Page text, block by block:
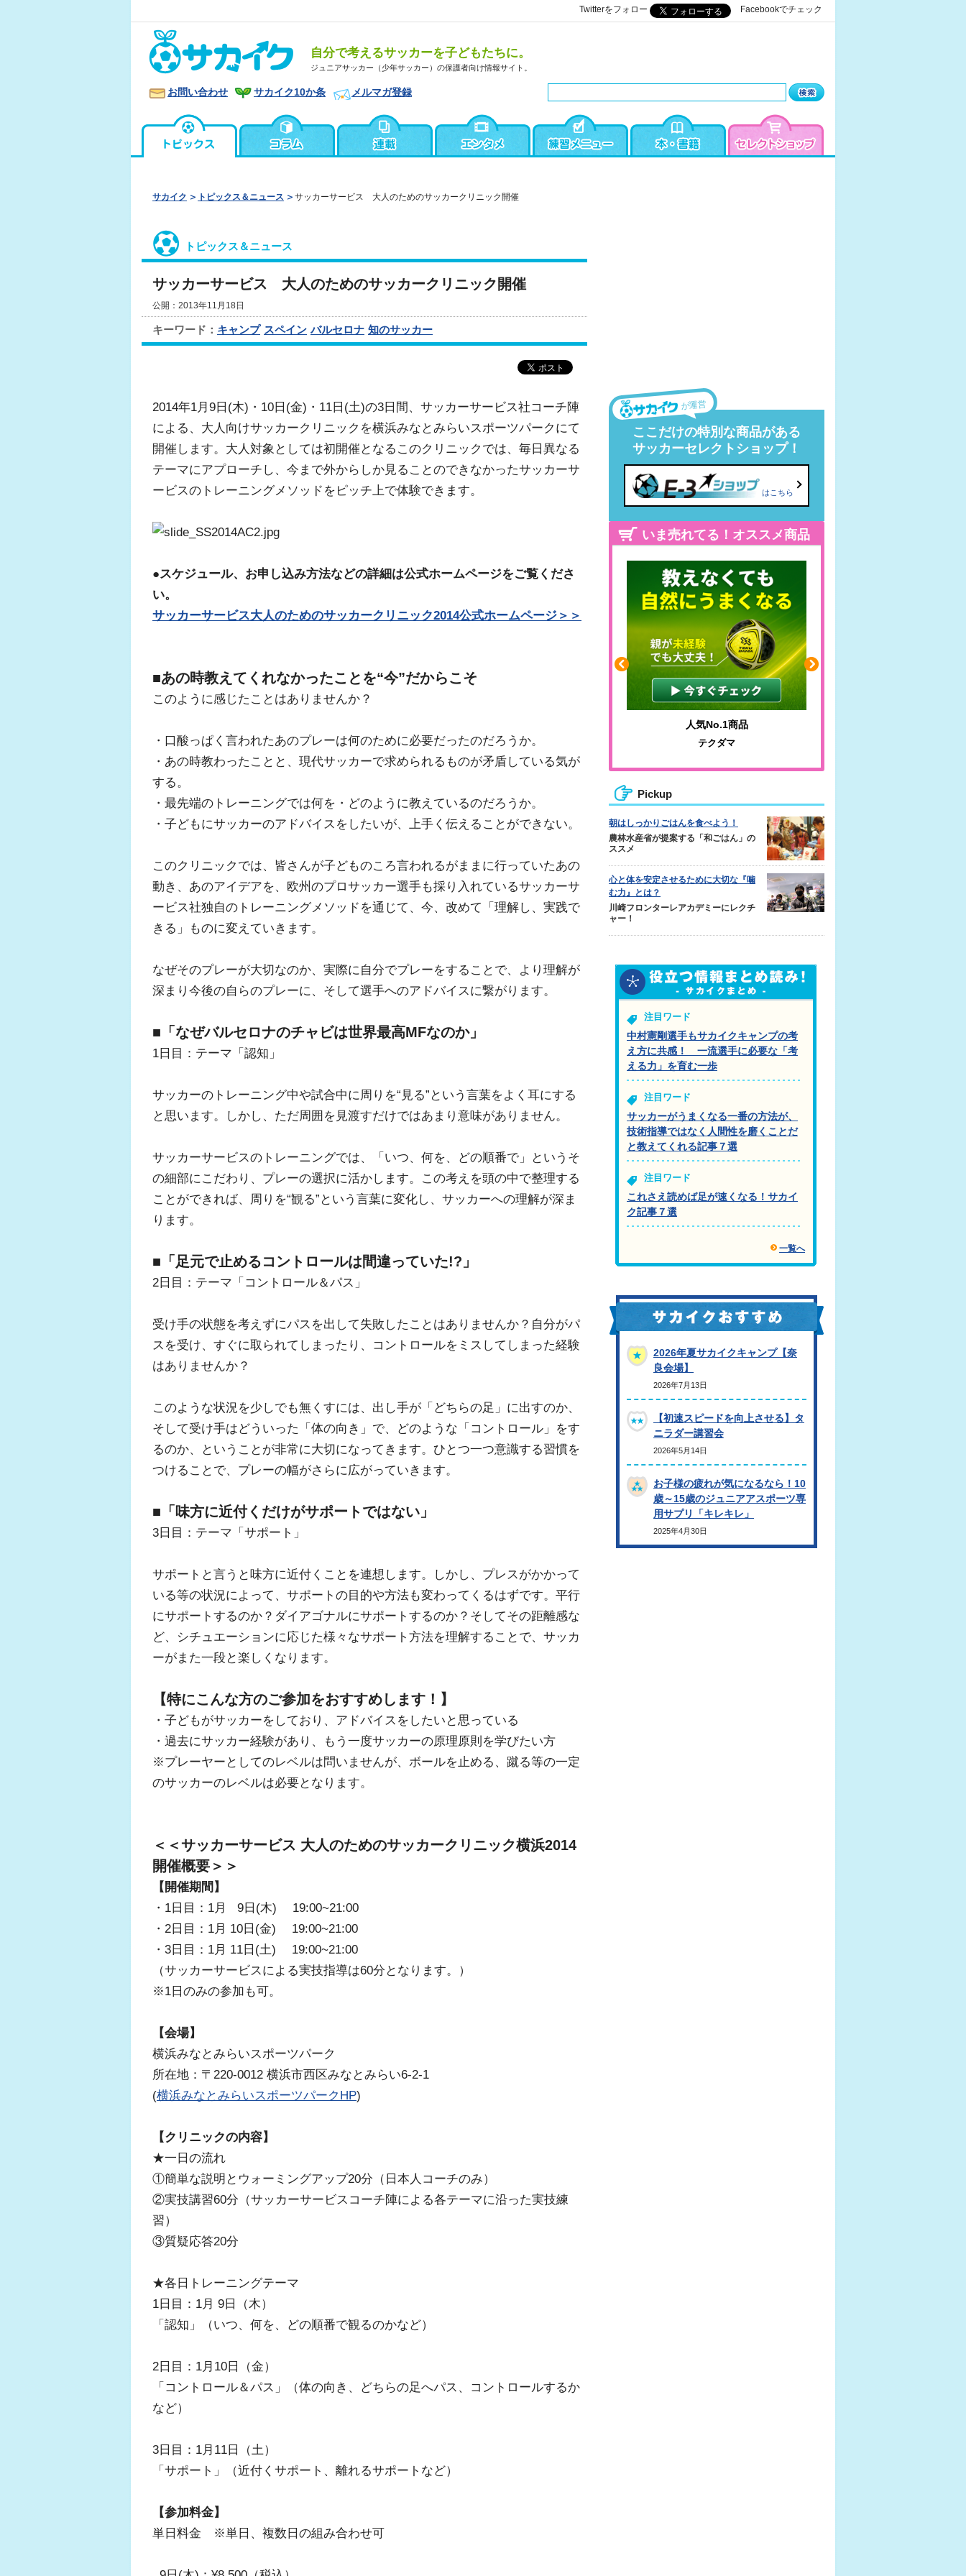
Twitterをフォロー Facebookでチェック
自分で考えるサッカーを子どもたちに。
ジュニアサッカー（少年サッカー）の保護者向け情報サイト。
お問い合わせ サカイク10か条 メルマガ登録
サカイク トピックス＆ニュース サッカーサービス 大人のためのサッカークリニック開催
トピックス＆ニュース
サッカーサービス 大人のためのサッカークリニック開催
公開：2013年11月18日
キーワード： キャンプ スペイン バルセロナ 知のサッカー
2014年1月9日(木)・10日(金)・11日(土)の3日間、サッカーサービス社コーチ陣
による、大人向けサッカークリニックを横浜みなとみらいスポーツパークにて
開催します。大人対象としては初開催となるこのクリニックでは、毎日異なる
テーマにアプローチし、今まで外からしか見ることのできなかったサッカーサ
ービスのトレーニングメソッドをピッチ上で体験できます。
●スケジュール、お申し込み方法などの詳細は公式ホームページをご覧くださ
い。
サッカーサービス大人のためのサッカークリニック2014公式ホームページ＞＞
■あの時教えてくれなかったことを“今”だからこそ
このように感じたことはありませんか？
・口酸っぱく言われたあのプレーは何のために必要だったのだろうか。
・あの時教わったことと、現代サッカーで求められるものが矛盾している気が
する。
・最先端のトレーニングでは何を・どのように教えているのだろうか。
・子どもにサッカーのアドバイスをしたいが、上手く伝えることができない。
このクリニックでは、皆さんが子どものころ言われるがままに行っていたあの
動き、あのアイデアを、欧州のプロサッカー選手も採り入れているサッカーサ
ービス社独自のトレーニングメソッドを通じて、今、改めて「理解し、実践で
きる」ものに変えていきます。
なぜそのプレーが大切なのか、実際に自分でプレーをすることで、より理解が
深まり今後の自らのプレーに、そして選手へのアドバイスに繋がります。
■「なぜバルセロナのチャビは世界最高MFなのか」
1日目：テーマ「認知」
サッカーのトレーニング中や試合中に周りを“見る”という言葉をよく耳にする
と思います。しかし、ただ周囲を見渡すだけではあまり意味がありません。
サッカーサービスのトレーニングでは、「いつ、何を、どの順番で」というそ
の細部にこだわり、プレーの選択に活かします。この考えを頭の中で整理する
ことができれば、周りを“観る”という言葉に変化し、サッカーへの理解が深ま
ります。
■「足元で止めるコントロールは間違っていた!?」
2日目：テーマ「コントロール＆パス」
受け手の状態を考えずにパスを出して失敗したことはありませんか？自分がパ
スを受け、すぐに取られてしまったり、コントロールをミスしてしまった経験
はありませんか？
このような状況を少しでも無くすには、出し手が「どちらの足」に出すのか、
そして受け手はどういった「体の向き」で、どのような「コントロール」をす
るのか、ということが非常に大切になってきます。ひとつ一つ意識する習慣を
つけることで、プレーの幅がさらに広がっていきます。
■「味方に近付くだけがサポートではない」
3日目：テーマ「サポート」
サポートと言うと味方に近付くことを連想します。しかし、プレスがかかって
いる等の状況によって、サポートの目的や方法も変わってくるはずです。平行
にサポートするのか？ダイアゴナルにサポートするのか？そしてその距離感な
ど、シチュエーションに応じた様々なサポート方法を理解することで、サッカ
ーがまた一段と楽しくなります。
【特にこんな方のご参加をおすすめします！】
・子どもがサッカーをしており、アドバイスをしたいと思っている
・過去にサッカー経験があり、もう一度サッカーの原理原則を学びたい方
※プレーヤーとしてのレベルは問いませんが、ボールを止める、蹴る等の一定
のサッカーのレベルは必要となります。
＜＜サッカーサービス 大人のためのサッカークリニック横浜2014
開催概要＞＞
【開催期間】
・1日目：1月 9日(木) 19:00~21:00
・2日目：1月 10日(金) 19:00~21:00
・3日目：1月 11日(土) 19:00~21:00
（サッカーサービスによる実技指導は60分となります。）
※1日のみの参加も可。
【会場】
横浜みなとみらいスポーツパーク
所在地：〒220-0012 横浜市西区みなとみらい6-2-1
(横浜みなとみらいスポーツパークHP)
【クリニックの内容】
★一日の流れ
①簡単な説明とウォーミングアップ20分（日本人コーチのみ）
②実技講習60分（サッカーサービスコーチ陣による各テーマに沿った実技練
習）
③質疑応答20分
★各日トレーニングテーマ
1日目：1月 9日（木）
「認知」（いつ、何を、どの順番で観るのかなど）
2日目：1月10日（金）
「コントロール＆パス」（体の向き、どちらの足へパス、コントロールするか
など）
3日目：1月11日（土）
「サポート」（近付くサポート、離れるサポートなど）
【参加料金】
単日料金 ※単日、複数日の組み合わせ可
が運営
ここだけの特別な商品がある
サッカーセレクトショップ！
はこちら
いま売れてる！オススメ商品
ジュニアレッグリカバリー
人気No.1商品
テクダマ
Pickup
朝はしっかりごはんを食べよう！
農林水産省が提案する「和ごはん」の
ススメ
心と体を安定させるために大切な『噛
む力』とは？
川崎フロンターレアカデミーにレクチ
ャー！
注目ワード
中村憲剛選手もサカイクキャンプの考
え方に共感！ 一流選手に必要な「考
える力」を育む一歩
注目ワード
サッカーがうまくなる一番の方法が、
技術指導ではなく人間性を磨くことだ
と教えてくれる記事７選
注目ワード
これさえ読めば足が速くなる！サカイ
ク記事７選
一覧へ
2026年夏サカイクキャンプ【奈
良会場】
2026年7月13日
【初速スピードを向上させる】タ
ニラダー講習会
2026年5月14日
お子様の疲れが気になるなら！10
歳～15歳のジュニアアスポーツ専
用サプリ「キレキレ」
2025年4月30日